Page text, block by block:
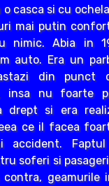
casca si cu
mai putin
nimic. Abia in
auto. Era un
din punct
insa nu foarte
drept si era
ce il facea
accident.
soferi si
contra, geamurile